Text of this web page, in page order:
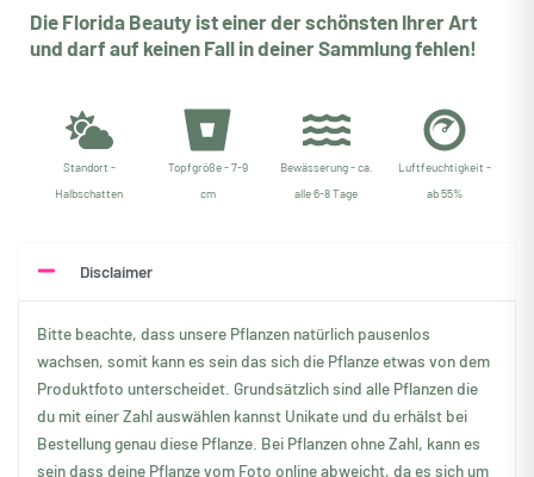
Die Florida Beauty ist einer der schönsten Ihrer Art
und darf auf keinen Fall in deiner Sammlung fehlen!
Standort -
Halbschatten
Topfgröße - 7-9
cm
Bewässerung - ca.
alle 6-8 Tage
Luftfeuchtigkeit -
ab 55%
Disclaimer
Bitte beachte, dass unsere Pflanzen natürlich pausenlos
wachsen, somit kann es sein das sich die Pflanze etwas von dem
Produktfoto unterscheidet. Grundsätzlich sind alle Pflanzen die
du mit einer Zahl auswählen kannst Unikate und du erhälst bei
Bestellung genau diese Pflanze. Bei Pflanzen ohne Zahl, kann es
sein dass deine Pflanze vom Foto online abweicht, da es sich um